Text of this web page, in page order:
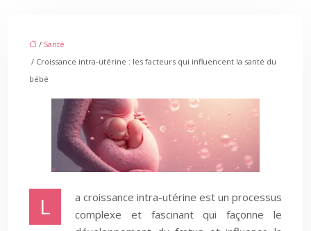
/ Santé
/ Croissance intra-utérine : les facteurs qui influencent la santé du
bébé
L
a croissance intra-utérine est un processus
complexe et fascinant qui façonne le